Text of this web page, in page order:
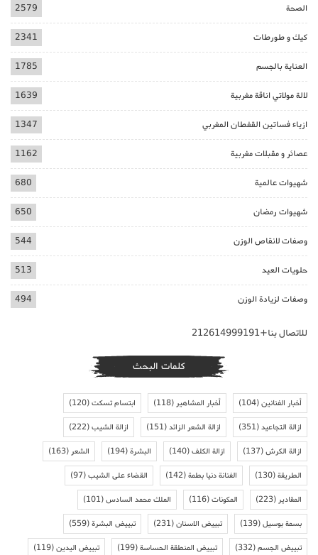
الصحة 2579
كيك و طورطات 2341
العناية بالجسم 1785
لالة مولاتي اناقة مغربية 1639
ازياء فساتين القفطان المغربي 1347
عصائر و مقبلات مغربية 1162
شهيوات عالمية 680
شهيوات رمضان 650
وصفات لانقاص الوزن 544
حلويات العيد 513
وصفات لزيادة الوزن 494
للاتصال بنا+212614999191
كلمات البحث
أخبار الفنانين(104) أخبار المشاهير(118) ابتسام تسكت(120)
ازالة التجاعيد(351) ازالة الشعر الزائد(151) ازالة الشيب(222)
ازالة الكرش(137) ازالة الكلف(140) البشرة(194) الشعر(163)
الطريقة(130) الفنانة دنيا بطمة(142) القضاء على الشيب(97)
المقادير(223) المكونات(116) الملك محمد السادس(101)
بسمة بوسيل(139) تبييض الاسنان(231) تبييض البشرة(559)
تبييض الجسم(332) تبييض المنطقة الحساسة(199) تبييض اليدين(119)